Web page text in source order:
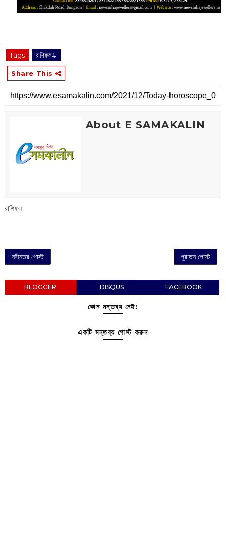
Tags রাশিফল#
Share This
About E SAMAKALIN
রাশিফল
নবীনতর পোস্ট পুরাতন পোস্ট
BLOGGER DISQUS FACEBOOK
কোন মন্তব্য নেই:
একটি মন্তব্য পোস্ট করুন